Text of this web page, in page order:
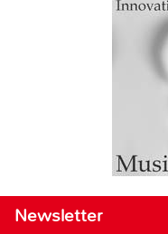
Newsletter